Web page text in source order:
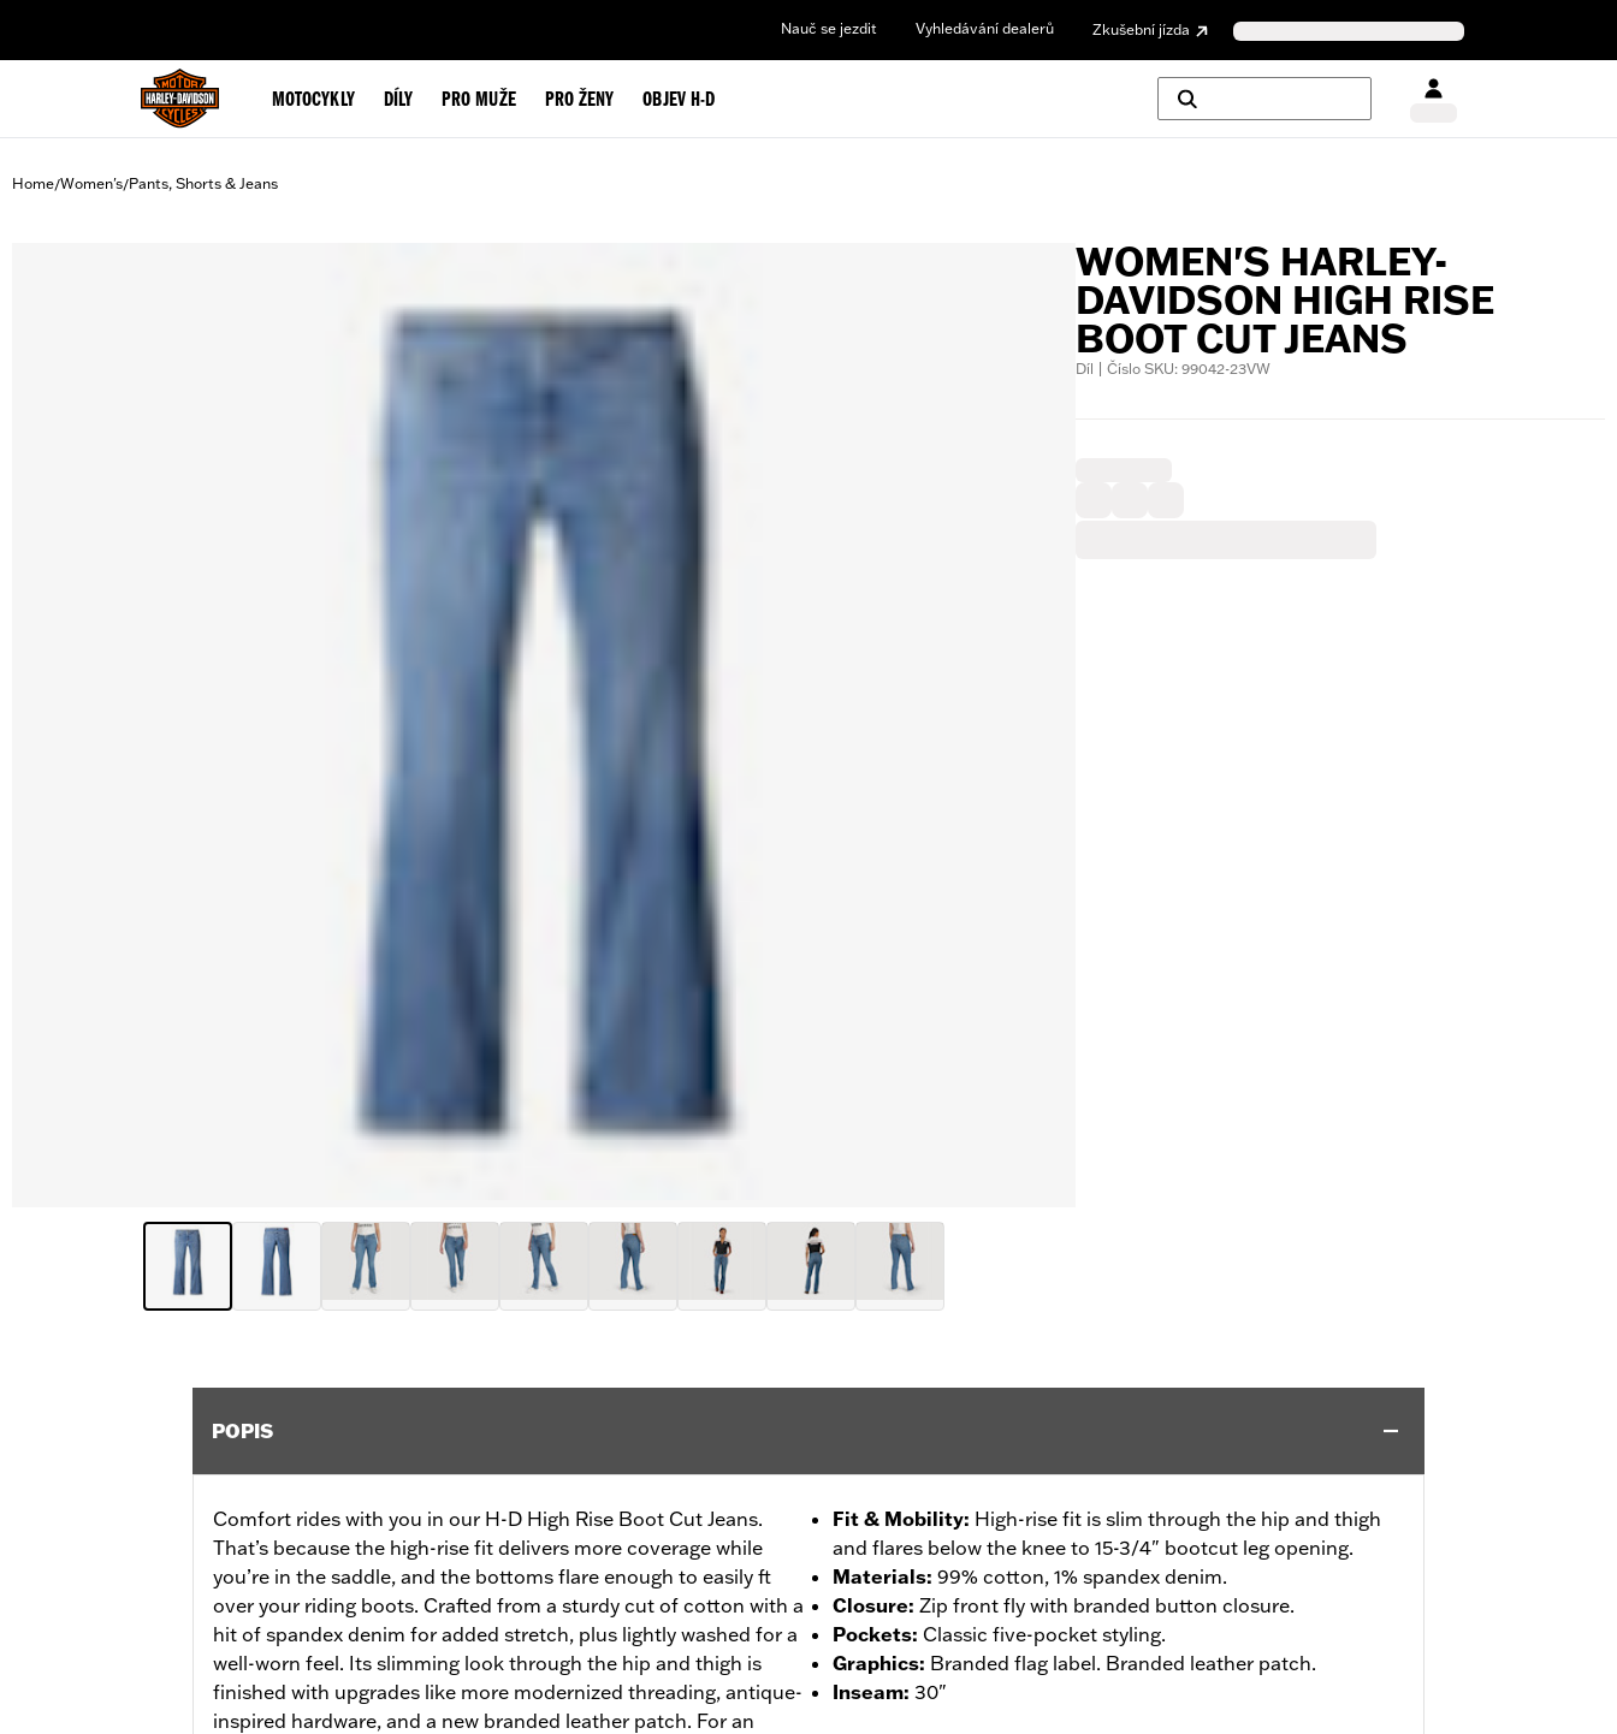
Nauč se jezdit Vyhledávání dealerů Zkušební jízda
MOTOCYKLY DÍLY PRO MUŽE PRO ŽENY OBJEV H-D
Home/Women's/Pants, Shorts & Jeans
WOMEN'S HARLEY-
DAVIDSON HIGH RISE
BOOT CUT JEANS
Díl | Číslo SKU: 99042-23VW
POPIS
Comfort rides with you in our H-D High Rise Boot Cut Jeans.
That’s because the high-rise fit delivers more coverage while
you’re in the saddle, and the bottoms flare enough to easily ft
over your riding boots. Crafted from a sturdy cut of cotton with a
hit of spandex denim for added stretch, plus lightly washed for a
well-worn feel. Its slimming look through the hip and thigh is
finished with upgrades like more modernized threading, antique-
inspired hardware, and a new branded leather patch. For an
Fit & Mobility: High-rise fit is slim through the hip and thigh
and flares below the knee to 15-3/4" bootcut leg opening.
Materials: 99% cotton, 1% spandex denim.
Closure: Zip front fly with branded button closure.
Pockets: Classic five-pocket styling.
Graphics: Branded flag label. Branded leather patch.
Inseam: 30"